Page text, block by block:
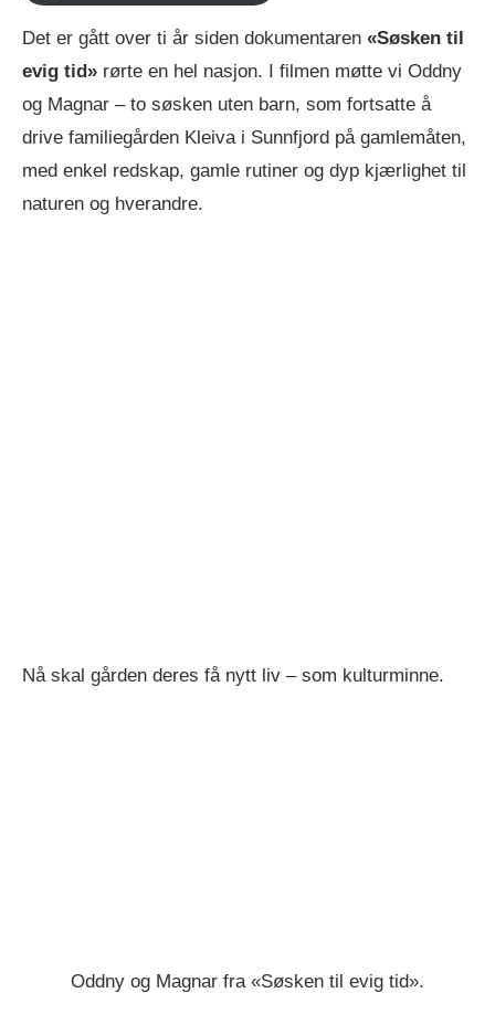
Det er gått over ti år siden dokumentaren «Søsken til
evig tid» rørte en hel nasjon. I filmen møtte vi Oddny
og Magnar – to søsken uten barn, som fortsatte å
drive familiegården Kleiva i Sunnfjord på gamlemåten,
med enkel redskap, gamle rutiner og dyp kjærlighet til
naturen og hverandre.
Nå skal gården deres få nytt liv – som kulturminne.
Oddny og Magnar fra «Søsken til evig tid».